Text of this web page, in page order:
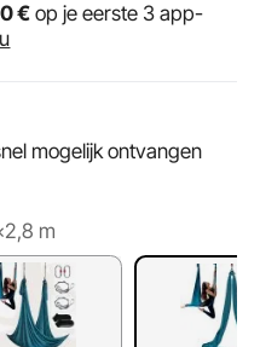
€ op je eerste 3 app-
mogelijk ontvangen
m